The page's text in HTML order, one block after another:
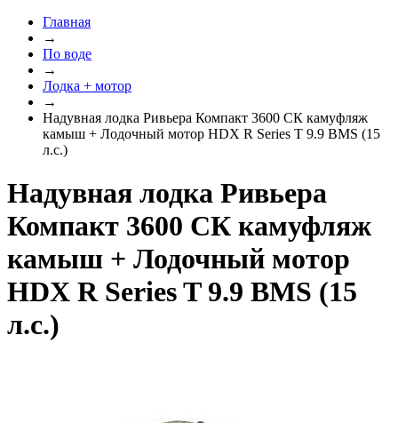
Главная
→
По воде
→
Лодка + мотор
→
Надувная лодка Ривьера Компакт 3600 СК камуфляж
камыш + Лодочный мотор HDX R Series T 9.9 BMS (15
л.с.)
Надувная лодка Ривьера
Компакт 3600 СК камуфляж
камыш + Лодочный мотор
HDX R Series T 9.9 BMS (15
л.с.)